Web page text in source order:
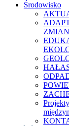
Środowisko
Projekty